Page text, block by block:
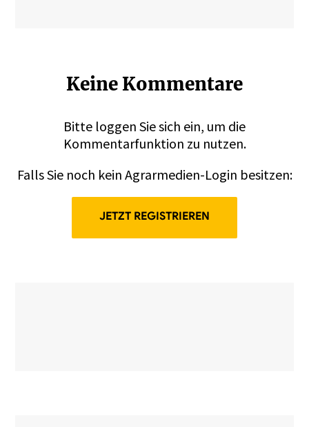
Keine Kommentare
Bitte loggen Sie sich ein, um die
Kommentarfunktion zu nutzen.
Falls Sie noch kein Agrarmedien-Login besitzen:
JETZT REGISTRIEREN